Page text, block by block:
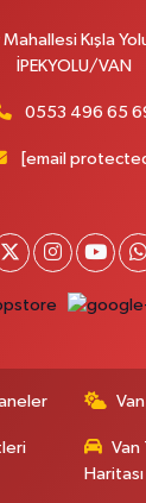
Kışla
İPEKYOLU/VAN
0553 496 65
[email
Van
Haritası